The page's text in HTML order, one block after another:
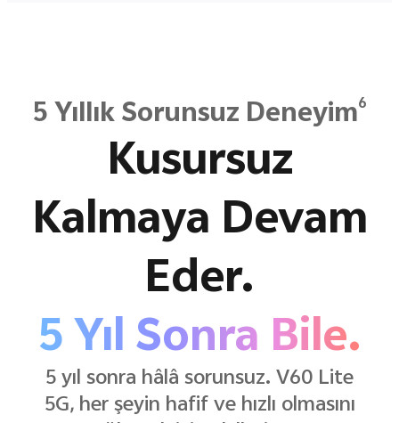
5 Yıllık Sorunsuz Deneyim6
Kusursuz
Kalmaya Devam
Eder.
5 Yıl Sonra Bile.
5 yıl sonra hâlâ sorunsuz. V60 Lite
5G, her şeyin hafif ve hızlı olmasını